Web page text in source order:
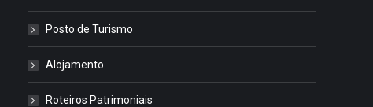
Posto de Turismo
Alojamento
Roteiros Patrimoniais